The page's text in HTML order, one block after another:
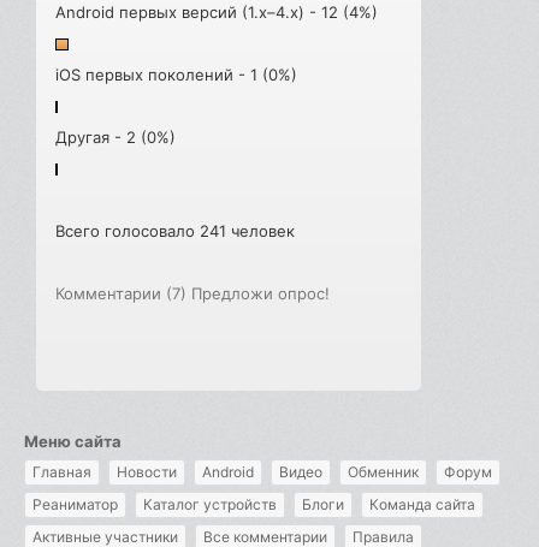
Android первых версий (1.x–4.x) - 12 (4%)
iOS первых поколений - 1 (0%)
Другая - 2 (0%)
Всего голосовало 241 человек
Комментарии (7) Предложи опрос!
Меню сайта
Главная Новости Android Видео Обменник
Форум
Реаниматор
Каталог устройств Блоги
Команда сайта
Активные участники
Все комментарии Правила